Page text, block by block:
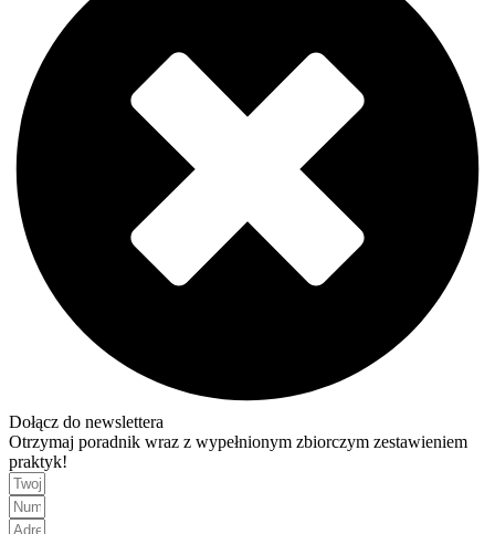
Dołącz do newslettera
Otrzymaj poradnik wraz z wypełnionym zbiorczym zestawieniem
praktyk!